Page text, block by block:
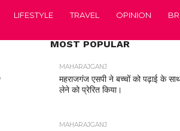
LIFESTYLE TRAVEL OPINION
MOST POPULAR
MAHARAJGANJ
महराजगंज एसपी ने बच्चों को पढ़ाई के
लेने को प्रेरित किया।
MAHARAJGANJ